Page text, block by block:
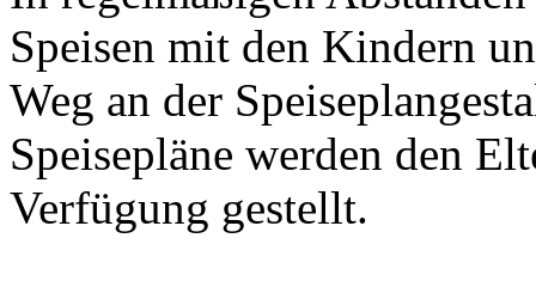
Speisen mit den Kindern
Weg an der
Speisepläne werden den
Verfügung gestellt.